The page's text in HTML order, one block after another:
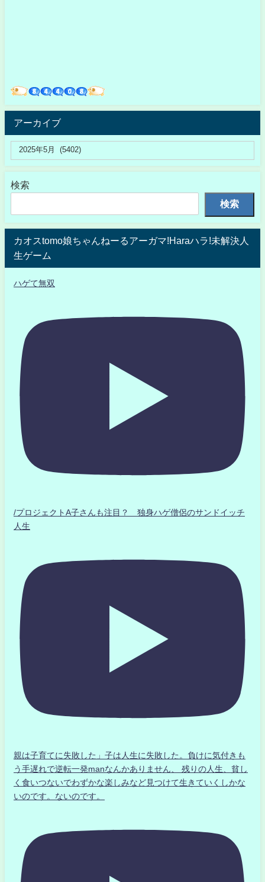
アーカイブ
検索
検索
カオスtomo娘ちゃんねーるアーガマ!Haraハラ!未解決人
生ゲーム
ハゲて無双
/プロジェクトA子さんも注目？ 独身ハゲ僧侶のサンドイッチ
人生
親は子育てに失敗した」子は人生に失敗した。負けに気付きも
う手遅れで逆転一発manなんかありません、 残りの人生、貧し
く食いつないでわずかな楽しみなど見つけて生きていくしかな
いのです。ないのです。